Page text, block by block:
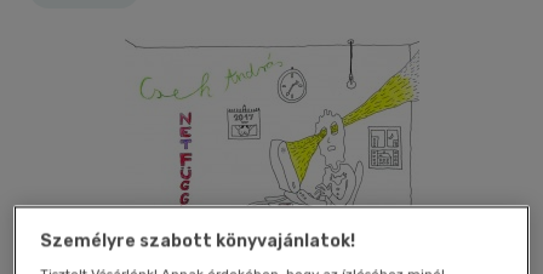
Személyre szabott könyvajánlatok!